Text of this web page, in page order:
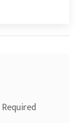
Required